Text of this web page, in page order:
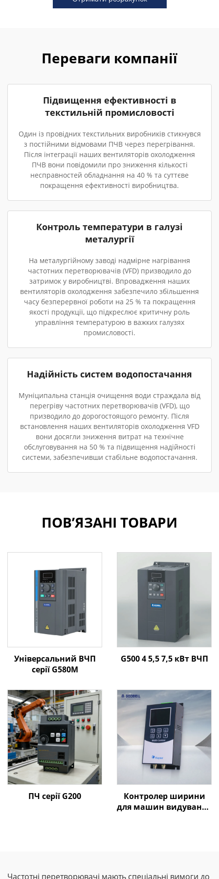
Переваги компанії
Підвищення ефективності в
текстильній промисловості
Один із провідних текстильних виробників стикнувся
з постійними відмовами ПЧВ через перегрівання.
Після інтеграції наших вентиляторів охолодження
ПЧВ вони повідомили про зниження кількості
несправностей обладнання на 40 % та суттєве
покращення ефективності виробництва.
Контроль температури в галузі
металургії
На металургійному заводі надмірне нагрівання
частотних перетворювачів (VFD) призводило до
затримок у виробництві. Впровадження наших
вентиляторів охолодження забезпечило збільшення
часу безперервної роботи на 25 % та покращення
якості продукції, що підкреслює критичну роль
управління температурою в важких галузях
промисловості.
Надійність систем водопостачання
Муніципальна станція очищення води страждала від
перегріву частотних перетворювачів (VFD), що
призводило до дорогостоящого ремонту. Після
встановлення наших вентиляторів охолодження VFD
вони досягли зниження витрат на технічне
обслуговування на 50 % та підвищення надійності
системи, забезпечивши стабільне водопостачання.
ПОВ’ЯЗАНІ ТОВАРИ
Універсальний ВЧП
серії G580M
G500 4 5,5 7,5 кВт ВЧП
ПЧ серії G200
Контролер ширини
для машин видування
Частотні перетворювачі мають спеціальні вимоги до